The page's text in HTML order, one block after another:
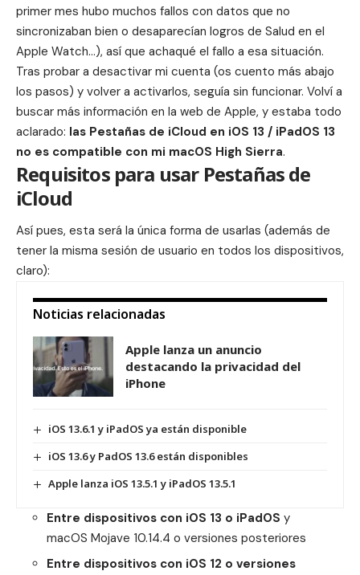
primer mes hubo muchos fallos con datos que no
sincronizaban bien o desaparecían logros de Salud en el
Apple Watch…), así que achaqué el fallo a esa situación.
Tras probar a desactivar mi cuenta (os cuento más abajo
los pasos) y volver a activarlos, seguía sin funcionar. Volví a
buscar más información en la web de Apple, y estaba todo
aclarado: las Pestañas de iCloud en iOS 13 / iPadOS 13
no es compatible con mi macOS High Sierra.
Requisitos para usar Pestañas de
iCloud
Así pues, esta será la única forma de usarlas (además de
tener la misma sesión de usuario en todos los dispositivos,
claro):
Noticias relacionadas
Apple lanza un anuncio
destacando la privacidad del
iPhone
iOS 13.6.1 y iPadOS ya están disponible
iOS 13.6 y PadOS 13.6 están disponibles
Apple lanza iOS 13.5.1 y iPadOS 13.5.1
Entre dispositivos con iOS 13 o iPadOS y
macOS Mojave 10.14.4 o versiones posteriores
Entre dispositivos con iOS 12 o versiones